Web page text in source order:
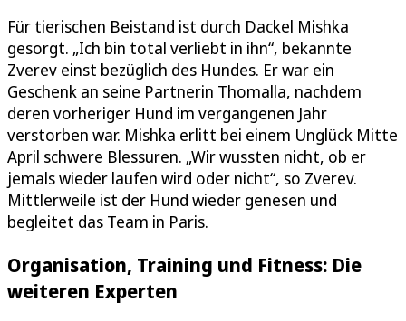
Für tierischen Beistand ist durch Dackel Mishka
gesorgt. „Ich bin total verliebt in ihn“, bekannte
Zverev einst bezüglich des Hundes. Er war ein
Geschenk an seine Partnerin Thomalla, nachdem
deren vorheriger Hund im vergangenen Jahr
verstorben war. Mishka erlitt bei einem Unglück Mitte
April schwere Blessuren. „Wir wussten nicht, ob er
jemals wieder laufen wird oder nicht“, so Zverev.
Mittlerweile ist der Hund wieder genesen und
begleitet das Team in Paris.
Organisation, Training und Fitness: Die
weiteren Experten